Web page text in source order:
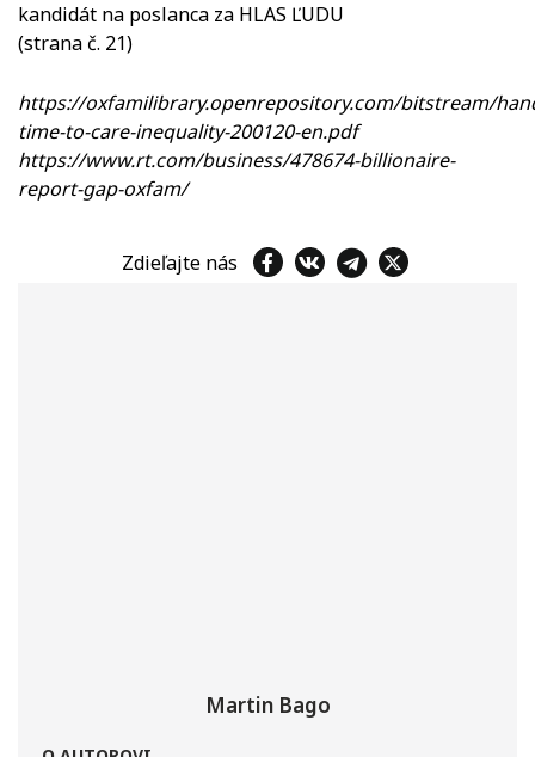
kandidát na poslanca za HLAS ĽUDU
(strana č. 21)
https://oxfamilibrary.openrepository.com/bitstream/
time-to-care-inequality-200120-en.pdf
https://www.rt.com/business/478674-billionaire-
report-gap-oxfam/
Zdieľajte nás
Martin Bago